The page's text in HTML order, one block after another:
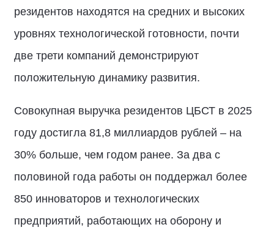
резидентов находятся на средних и высоких
уровнях технологической готовности, почти
две трети компаний демонстрируют
положительную динамику развития.
Совокупная выручка резидентов ЦБСТ в 2025
году достигла 81,8 миллиардов рублей – на
30% больше, чем годом ранее. За два с
половиной года работы он поддержал более
850 инноваторов и технологических
предприятий, работающих на оборону и